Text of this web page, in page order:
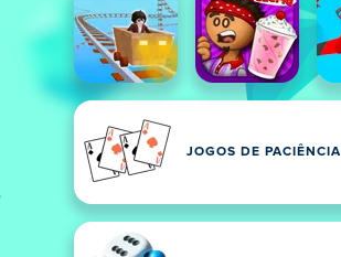
JOGOS DE PACIÊNCIA